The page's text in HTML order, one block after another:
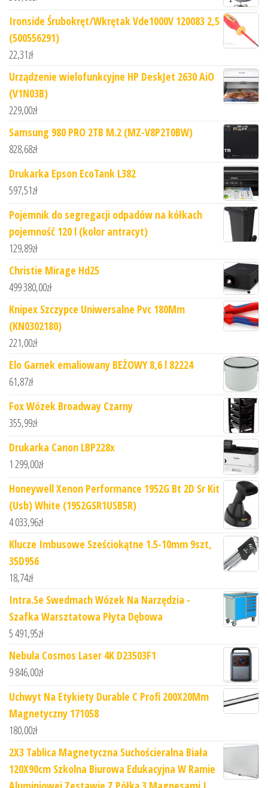
Ironside Śrubokręt/Wkrętak Vde1000V 120083 2,5
(500556291)
22,31zł
Urządzenie wielofunkcyjne HP DeskJet 2630 AiO
(V1N03B)
229,00zł
Samsung 980 PRO 2TB M.2 (MZ-V8P2T0BW)
828,68zł
Drukarka Epson EcoTank L382
597,51zł
Pojemnik do segregacji odpadów na kółkach
pojemność 120 l (kolor antracyt)
129,89zł
Christie Mirage Hd25
499 380,00zł
Knipex Szczypce Uniwersalne Pvc 180Mm
(KN0302180)
221,00zł
Elo Garnek emaliowany BEŻOWY 8,6 l 82224
61,87zł
Fox Wózek Broadway Czarny
355,99zł
Drukarka Canon LBP228x
1 299,00zł
Honeywell Xenon Performance 1952G Bt 2D Sr Kit
(Usb) White (1952GSR1USB5R)
4 033,96zł
Klucze Imbusowe Sześciokątne 1.5-10mm 9szt,
35D956
18,74zł
Intra.Se Swedmach Wózek Na Narzędzia -
Szafka Warsztatowa Płyta Dębowa
5 491,95zł
Nebula Cosmos Laser 4K D23503F1
9 846,00zł
Uchwyt Na Etykiety Durable C Profi 200X20Mm
Magnetyczny 171058
180,00zł
2X3 Tablica Magnetyczna Suchościeralna Biała
120X90cm Szkolna Biurowa Edukacyjna W Ramie